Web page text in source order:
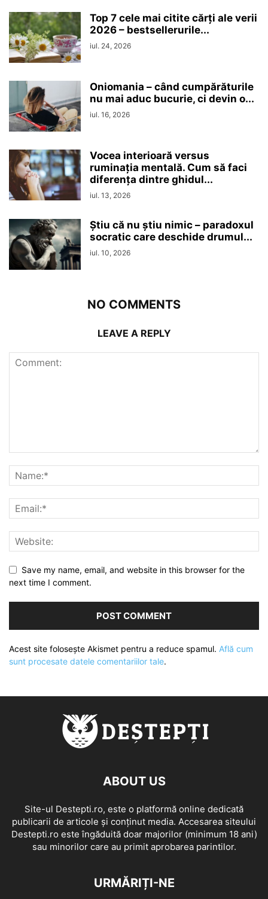
Top 7 cele mai citite cărți ale verii
2026 – bestsellerurile...
iul. 24, 2026
Oniomania – când cumpărăturile
nu mai aduc bucurie, ci devin o...
iul. 16, 2026
Vocea interioară versus
ruminaţia mentală. Cum să faci
diferența dintre ghidul...
iul. 13, 2026
Ştiu că nu ştiu nimic – paradoxul
socratic care deschide drumul...
iul. 10, 2026
NO COMMENTS
LEAVE A REPLY
Save my name, email, and website in this browser for the
next time I comment.
Acest site folosește Akismet pentru a reduce spamul. Află cum
sunt procesate datele comentariilor tale.
ABOUT US
Site-ul Destepti.ro, este o platformă online dedicată
publicarii de articole și conținut media. Accesarea siteului
Destepti.ro este îngăduită doar majorilor (minimum 18 ani)
sau minorilor care au primit aprobarea parintilor.
URMĂRIȚI-NE